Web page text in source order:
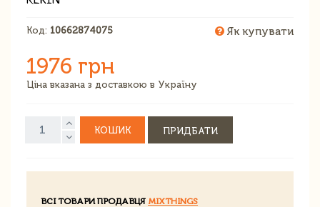
Код: 10662874075 Як купувати
1976 грн
Ціна вказана з доставкою в Україну
КОШИК ПРИДБАТИ
ВСІ ТОВАРИ ПРОДАВЦЯ MIXTHINGS